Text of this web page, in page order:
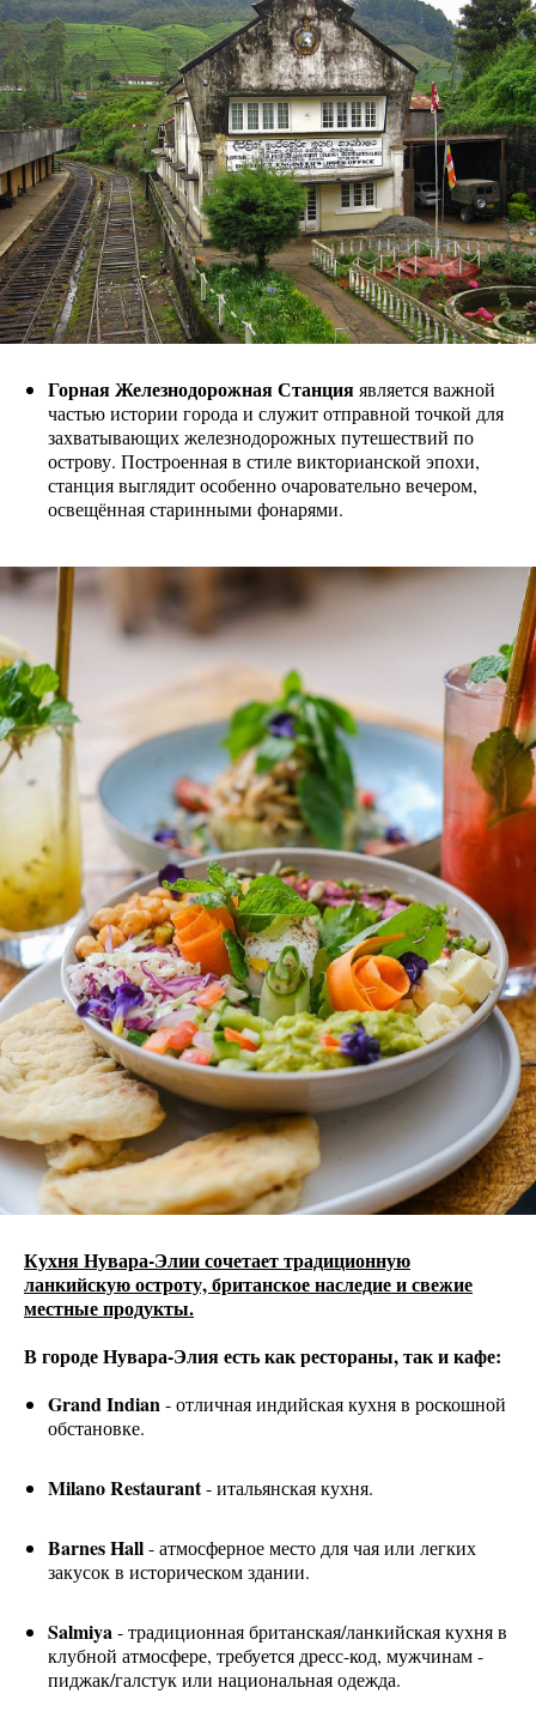
Горная Железнодорожная Станцияявляется важной
частью истории города и служит отправной точкой для
захватывающих железнодорожных путешествий по
острову. Построенная в стиле викторианской эпохи,
станция выглядит особенно очаровательно вечером,
освещённая старинными фонарями.
Кухня Нувара-Элии сочетает традиционную
ланкийскую остроту, британское наследие и свежие
местные продукты.
В городе Нувара-Элия есть как рестораны, так и кафе:
Grand Indian- отличная индийская кухня в роскошной
обстановке.
Milano Restaurant- итальянская кухня.
Barnes Hall- атмосферное место для чая или легких
закусок в историческом здании.
Salmiya- традиционная британская/ланкийская кухня в
клубной атмосфере, требуется дресс-код, мужчинам -
пиджак/галстук или национальная одежда.